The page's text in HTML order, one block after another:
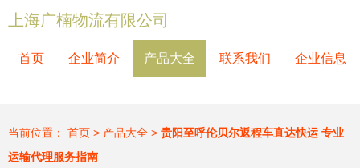
上海广楠物流有限公司
首页 企业简介 产品大全 联系我们 企业信息
当前位置： 首页 > 产品大全 > 贵阳至呼伦贝尔返程车直达快运 专业
运输代理服务指南